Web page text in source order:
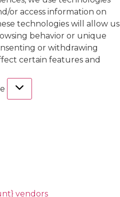
or access information on
technologies will allow us
behavior or unique
or withdrawing
certain features and
vendors